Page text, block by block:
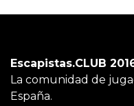
Escapistas.CLUB
La comunidad de
España.